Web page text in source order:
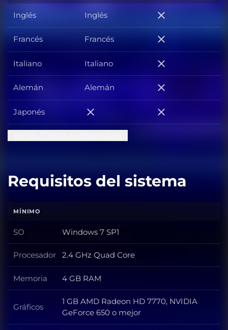
Inglés Inglés
Inglés
Francés
Francés
Francés
Italiano
Italiano
Italiano
Alemán
Alemán
Alemán
Japonés
Japonés
Japonés
Requisitos del sistema
MÍNIMO
SO SO
Windows 7 SP1
Procesador Procesador
2.4 GHz Quad Core
Memoria Memoria
4 GB RAM
Gráficos Gráficos
1 GB AMD Radeon HD 7770, NVIDIA
GeForce 650 o mejor